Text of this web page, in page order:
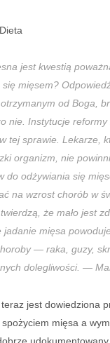
jest kwestią
się mięsem?
otrzymanym od Boga,
nie. Instytucje
tej sprawie. Lekarze,
organizm, nie
do odżywiania się
na wzrost chorób w
że mało jest
jadanie mięsa
— raka, guzy,
dolegliwości. —
jest dowiedziona
mięsa a